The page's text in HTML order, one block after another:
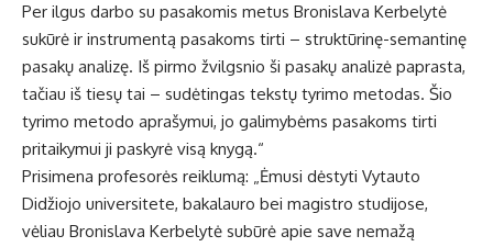
Per ilgus darbo su pasakomis metus Bronislava Kerbelytė
sukūrė ir instrumentą pasakoms tirti – struktūrinę-semantinę
pasakų analizę. Iš pirmo žvilgsnio ši pasakų analizė paprasta,
tačiau iš tiesų tai – sudėtingas tekstų tyrimo metodas. Šio
tyrimo metodo aprašymui, jo galimybėms pasakoms tirti
pritaikymui ji paskyrė visą knygą.“
Prisimena profesorės reiklumą: „Ėmusi dėstyti Vytauto
Didžiojo universitete, bakalauro bei magistro studijose,
vėliau Bronislava Kerbelytė subūrė apie save nemažą